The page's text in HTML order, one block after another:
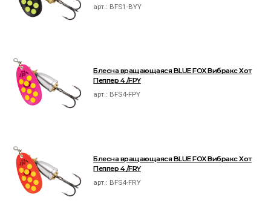
арт.: BFS1-BYY
Блесна вращающаяся BLUE FOX Вибракс Хот
Пеппер 4 /FPY
арт.: BFS4-FPY
Блесна вращающаяся BLUE FOX Вибракс Хот
Пеппер 4 /FRY
арт.: BFS4-FRY